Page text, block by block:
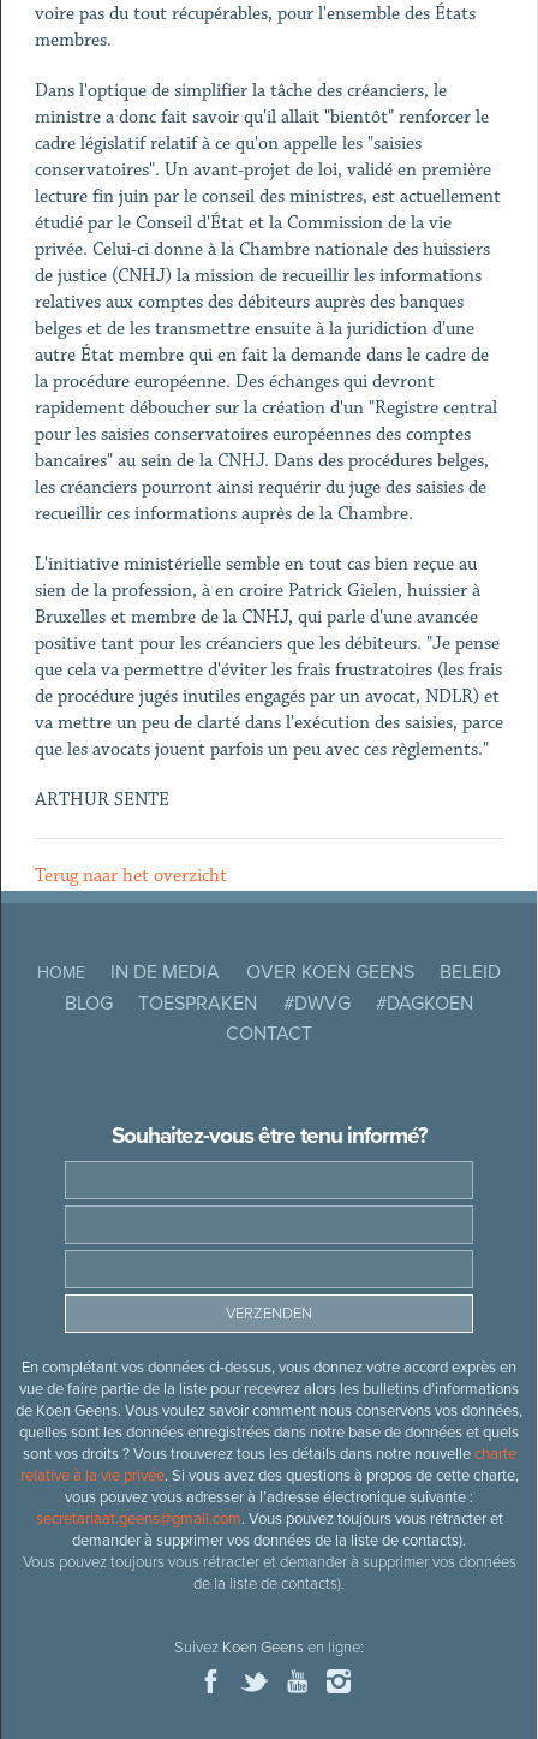
voire pas du tout récupérables, pour l'ensemble des États
membres.
Dans l'optique de simplifier la tâche des créanciers, le
ministre a donc fait savoir qu'il allait "bientôt" renforcer le
cadre législatif relatif à ce qu'on appelle les "saisies
conservatoires". Un avant-projet de loi, validé en première
lecture fin juin par le conseil des ministres, est actuellement
étudié par le Conseil d'État et la Commission de la vie
privée. Celui-ci donne à la Chambre nationale des huissiers
de justice (CNHJ) la mission de recueillir les informations
relatives aux comptes des débiteurs auprès des banques
belges et de les transmettre ensuite à la juridiction d'une
autre État membre qui en fait la demande dans le cadre de
la procédure européenne. Des échanges qui devront
rapidement déboucher sur la création d'un "Registre central
pour les saisies conservatoires européennes des comptes
bancaires" au sein de la CNHJ. Dans des procédures belges,
les créanciers pourront ainsi requérir du juge des saisies de
recueillir ces informations auprès de la Chambre.
L'initiative ministérielle semble en tout cas bien reçue au
sien de la profession, à en croire Patrick Gielen, huissier à
Bruxelles et membre de la CNHJ, qui parle d'une avancée
positive tant pour les créanciers que les débiteurs. "Je pense
que cela va permettre d'éviter les frais frustratoires (les frais
de procédure jugés inutiles engagés par un avocat, NDLR) et
va mettre un peu de clarté dans l'exécution des saisies, parce
que les avocats jouent parfois un peu avec ces règlements."
ARTHUR SENTE
Terug naar het overzicht
HOME IN DE MEDIA OVER KOEN GEENS
BELEID
BLOG
TOESPRAKEN #DWVG
#DAGKOEN
CONTACT
Souhaitez-vous être tenu informé?
En complétant vos données ci-dessus, vous donnez votre accord exprès en
vue de faire partie de la liste pour recevrez alors les bulletins d’informations
de Koen Geens. Vous voulez savoir comment nous conservons vos données,
quelles sont les données enregistrées dans notre base de données et quels
sont vos droits ? Vous trouverez tous les détails dans notre nouvellecharte
relative à la vie privée. Si vous avez des questions à propos de cette charte,
vous pouvez vous adresser à l’adresse électronique suivante :
secretariaat.geens@gmail.com. Vous pouvez toujours vous rétracter et
demander à supprimer vos données de la liste de contacts).
Vous pouvez toujours vous rétracter et demander à supprimer vos données
de la liste de contacts).
Suivez Koen Geensen ligne: